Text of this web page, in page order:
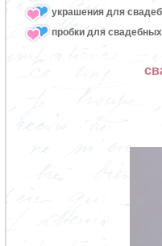
украшения для
пробки для